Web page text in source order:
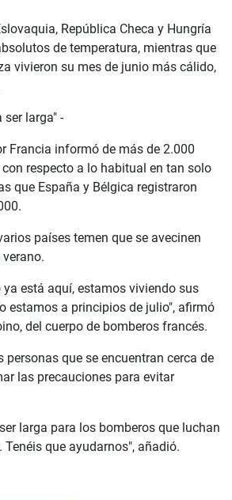
República Checa y Hungría
de temperatura, mientras que
vivieron su mes de junio más cálido,
ser larga" -
Francia informó de más de 2.000
respecto a lo habitual en tan solo
que España y Bélgica registraron
países temen que se avecinen
está aquí, estamos viviendo sus
estamos a principios de julio", afirmó
del cuerpo de bomberos francés.
personas que se encuentran cerca de
las precauciones para evitar
larga para los bomberos que luchan
que ayudarnos", añadió.